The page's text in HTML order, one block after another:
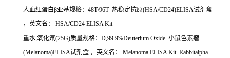
人血红蛋白β亚基规格： 48T/96T 热稳定抗原(HSA/CD24)ELISA试剂盒
，英文名：
HSA/CD24 ELISA Kit
重水,氧化氘(25G)质量规格： D,99.9%Deuterium Oxide 小鼠色素瘤
(Melanoma)ELISA试剂盒 ，英文名：
Melanoma ELISA Kit Rabbitalpha-